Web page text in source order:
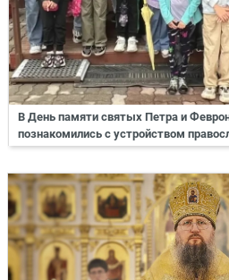
В День памяти святых Петра и
познакомились с устройством